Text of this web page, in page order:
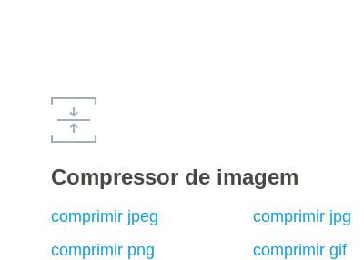
Compressor de imagem
comprimir jpeg
comprimir jpg
comprimir png
comprimir gif